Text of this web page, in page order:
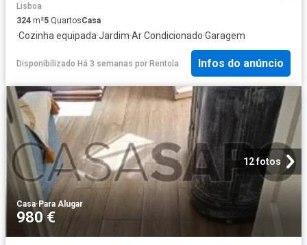
Lisboa
324 m²5 QuartosCasa
·Cozinha equipada·Jardim·Ar Condicionado·Garagem
Disponibilizado Há 3 semanas por Rentola Infos do anúncio
12 fotos
Casa· Para Alugar
980 €